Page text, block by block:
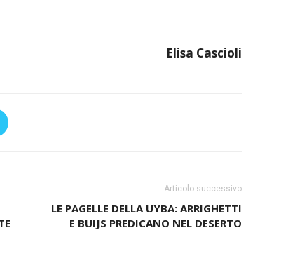
Elisa Cascioli
Articolo successivo
LE PAGELLE DELLA UYBA: ARRIGHETTI
E BUIJS PREDICANO NEL DESERTO